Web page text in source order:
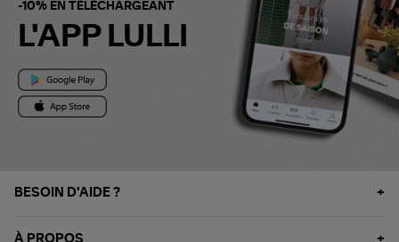
-10% EN TÉLÉCHARGEANT
L'APP LULLI
BESOIN D'AIDE ?
À PROPOS